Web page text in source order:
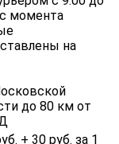
момента
на
до 80 км от
+ 30 руб. за 1